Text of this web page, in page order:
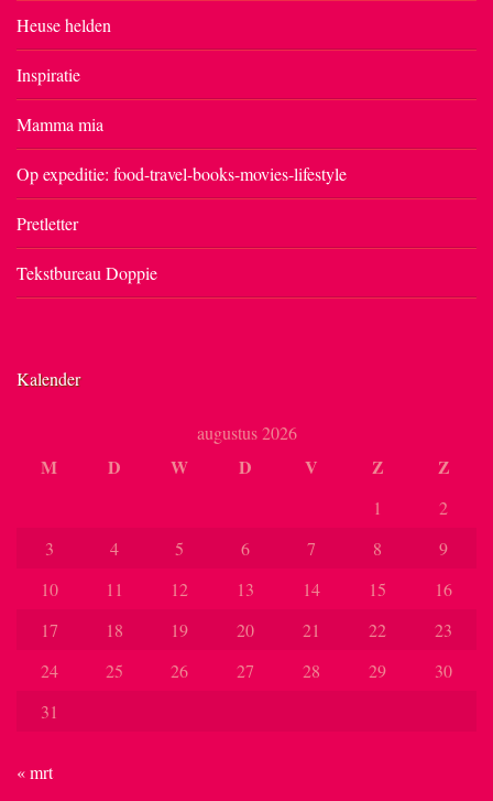
Heuse helden
Inspiratie
Mamma mia
Op expeditie: food-travel-books-movies-lifestyle
Pretletter
Tekstbureau Doppie
Kalender
augustus 2026
M D W D V Z Z
1
2
3
4 5 6 7 8
9
10
11 12 13 14 15
16
17
18 19 20 21 22
23
24
25 26 27 28 29
30
31
« mrt